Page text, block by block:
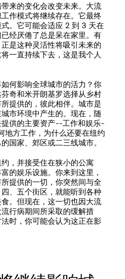
来的变化会改变未来。大流
作模式将继续存在。它最终
。它可能会适应 2 到 3 天在
经厌倦了总是呆在家里。有
是这种灵活性将吸引未来的
一直持续下去，这是我个人
何影响全球城市的活力？你
奇和米开朗基罗选择从乡村
提供的，彼此相伴。城市是
市环境中产生的。现在，随
供的主要资产--工作和娱乐-
地方工作，为什么还要在纽约
国家、郊区或二三线城市。
，并接受住在狭小的公寓
的娱乐设施。你来到这里，
提供的一切，你突然间与全
、五个街区，就能听到各种
。但现在，这一切也因大流
行病期间所采取的缓解措
时，你可能会认为这正在影